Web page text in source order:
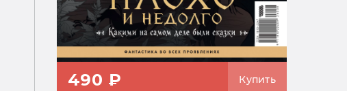
490 ₽ Купить